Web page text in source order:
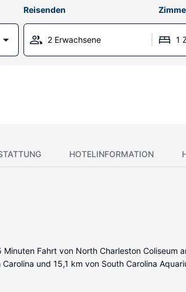
Reisenden
2 Erwachsene 1
HOTELINFORMATION
Fahrt von North Charleston Coliseum
und 15,1 km von South Carolina